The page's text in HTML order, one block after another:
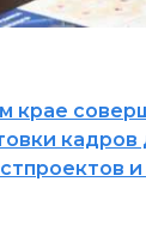
крае
кадров